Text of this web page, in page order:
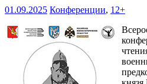
01.09.2025 Конференции, 12+